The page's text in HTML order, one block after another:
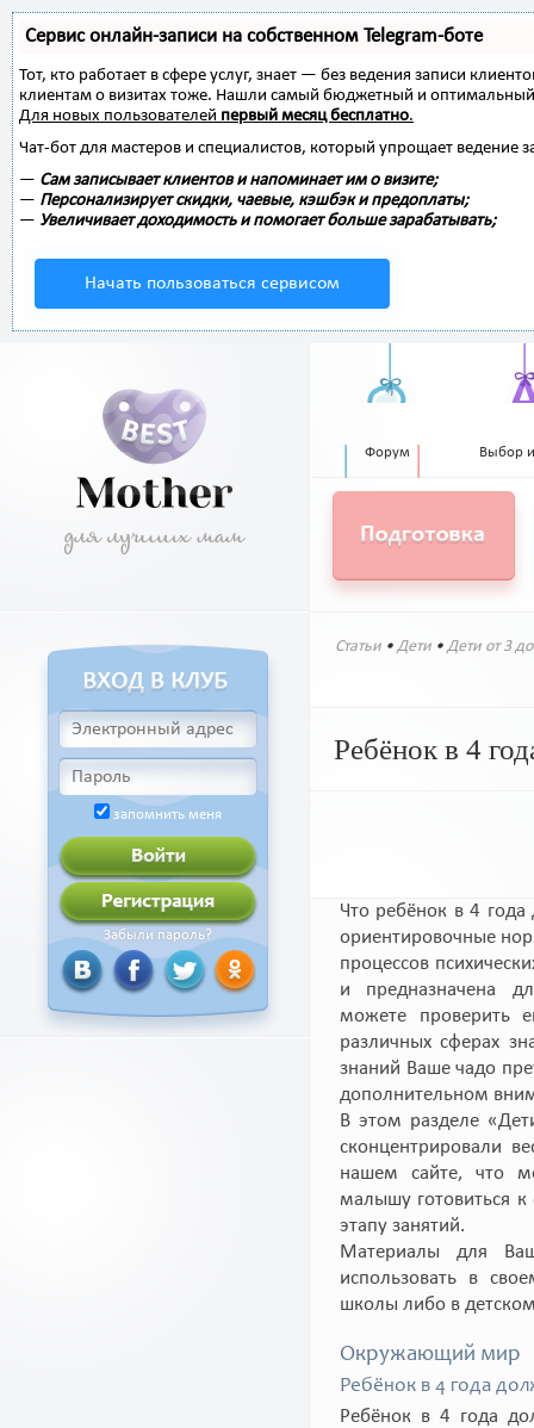
Сервис онлайн-записи на собственном Telegram-боте
Тот, кто работает в сфере услуг, знает — без ведения записи
клиентам о визитах тоже. Нашли самый бюджетный и
Для новых пользователей первый месяц бесплатно.
Чат-бот для мастеров и специалистов, который упрощает ведение
— Сам записывает клиентов и напоминает им о визите;
— Персонализирует скидки, чаевые, кэшбэк и предоплаты;
— Увеличивает доходимость и помогает больше зарабатывать;
Начать пользоваться сервисом
запомнить меня
Забыли пароль?
Форум Выбор
Статьи • Дети • Дети от 3
Ребёнок в 4
Что ребёнок в 4 года
ориентировочные
процессов
и предназначена
можете проверить
различных сферах
знаний Ваше чадо
дополнительном
В этом разделе
сконцентрировали
нашем сайте, что
малышу готовиться
этапу занятий.
Материалы для
использовать в
школы либо в
Окружающий мир
Ребёнок в 4 года
Ребёнок в 4 года